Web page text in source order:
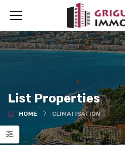
List Properties
HOME CLIMATISATION